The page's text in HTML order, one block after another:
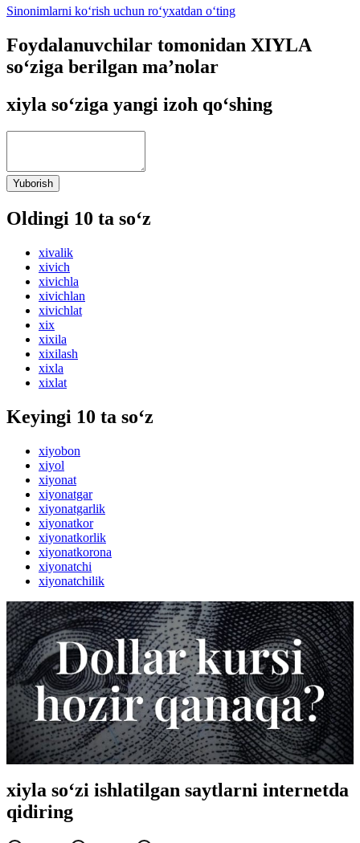
Sinonimlarni ko‘rish uchun ro‘yxatdan o‘ting
Foydalanuvchilar tomonidan XIYLA
so‘ziga berilgan ma’nolar
xiyla so‘ziga yangi izoh qo‘shing
Yuborish
Oldingi 10 ta so‘z
xivalik
xivich
xivichla
xivichlan
xivichlat
xix
xixila
xixilash
xixla
xixlat
Keyingi 10 ta so‘z
xiyobon
xiyol
xiyonat
xiyonatgar
xiyonatgarlik
xiyonatkor
xiyonatkorlik
xiyonatkorona
xiyonatchi
xiyonatchilik
xiyla so‘zi ishlatilgan saytlarni internetda
qidiring